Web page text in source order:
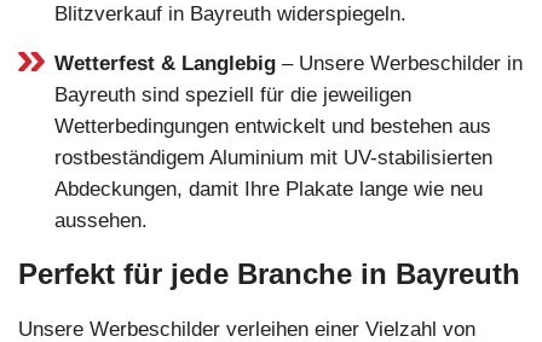
Blitzverkauf in Bayreuth widerspiegeln.
Wetterfest & Langlebig – Unsere Werbeschilder in
Bayreuth sind speziell für die jeweiligen
Wetterbedingungen entwickelt und bestehen aus
rostbeständigem Aluminium mit UV-stabilisierten
Abdeckungen, damit Ihre Plakate lange wie neu
aussehen.
Perfekt für jede Branche in Bayreuth
Unsere Werbeschilder verleihen einer Vielzahl von